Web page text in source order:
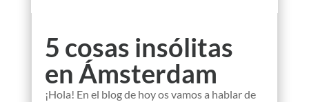
5 cosas insólitas
en Ámsterdam
¡Hola! En el blog de hoy os vamos a hablar de